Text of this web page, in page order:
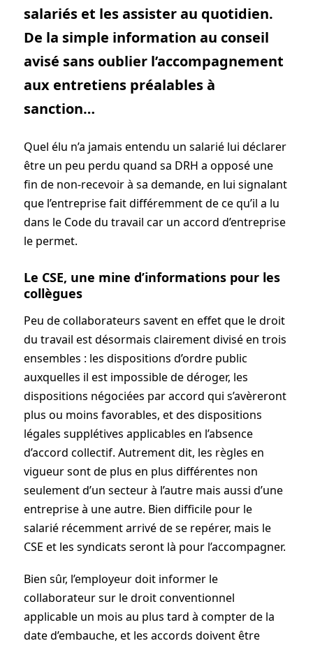
salariés et les assister au quotidien.
De la simple information au conseil
avisé sans oublier l’accompagnement
aux entretiens préalables à
sanction…
Quel élu n’a jamais entendu un salarié lui déclarer
être un peu perdu quand sa DRH a opposé une
fin de non-recevoir à sa demande, en lui signalant
que l’entreprise fait différemment de ce qu’il a lu
dans le Code du travail car un accord d’entreprise
le permet.
Le CSE, une mine d’informations pour les
collègues
Peu de collaborateurs savent en effet que le droit
du travail est désormais clairement divisé en trois
ensembles : les dispo­sitions d’ordre public
auxquelles il est impossible de déroger, les
dispositions négociées par accord qui s’avèreront
plus ou moins favorables, et des dispositions
légales supplétives applicables en l’absence
d’accord collectif. Autrement dit, les règles en
vigueur sont de plus en plus différentes non
seulement d’un secteur à l’autre mais aussi d’une
entreprise à une autre. Bien difficile pour le
salarié récemment arrivé de se repérer, mais le
CSE et les syndicats seront là pour­ l’accompagner.
Bien sûr, l’employeur doit informer le
collaborateur sur le droit conventionnel
applicable un mois au plus tard à compter de la
date d’embauche, et les accords doivent être